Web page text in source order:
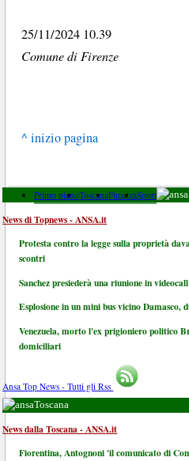
25/11/2024 10.39
Comune di Firenze
^ inizio pagina
Primo pianoToscanaFinanzaSport
News di Topnews - ANSA.it
Protesta contro la legge sulla proprietà
scontri
Sanchez presiederà una riunione in
Esplosione in un mini bus vicino Damasco,
Venezuela, morto l'ex prigioniero politico
domiciliari
Ansa Top News - Tutti gli Rss
Toscana
News dalla Toscana - ANSA.it
Fiorentina, Antognoni 'il comunicato di